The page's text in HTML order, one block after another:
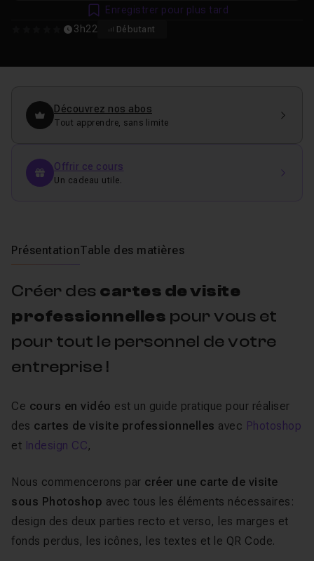
3h22 Débutant
Enregistrer pour plus tard
Découvrez nos abos
Tout apprendre, sans limite
Offrir ce cours
Un cadeau utile.
PrésentationTable des matières
Créer des cartes de visite
professionnelles pour vous et
pour tout le personnel de votre
entreprise !
Ce cours en vidéo est un guide pratique pour réaliser
des cartes de visite professionnelles avec Photoshop
et Indesign CC,
Nous commencerons par créer une carte de visite
sous Photoshop avec tous les éléments nécessaires:
design des deux parties recto et verso, les marges et
fonds perdus, les icônes, les textes et le QR Code.